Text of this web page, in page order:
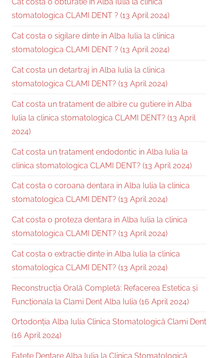
Cat costa o obturatie in Alba Iulia la clinica
stomatologica CLAMI DENT ? (13 April 2024)
Cat costa o sigilare dinte in Alba Iulia la clinica
stomatologica CLAMI DENT ? (13 April 2024)
Cat costa un detartraj in Alba Iulia la clinica
stomatologica CLAMI DENT? (13 April 2024)
Cat costa un tratament de albire cu gutiere in Alba
Iulia la clinica stomatologica CLAMI DENT? (13 April
2024)
Cat costa un tratament endodontic in Alba Iulia la
clinica stomatologica CLAMI DENT? (13 April 2024)
Cat costa o coroana dentara in Alba Iulia la clinica
stomatologica CLAMI DENT? (13 April 2024)
Cat costa o proteza dentara in Alba Iulia la clinica
stomatologica CLAMI DENT? (13 April 2024)
Cat costa o extractie dinte in Alba Iulia la clinica
stomatologica CLAMI DENT? (13 April 2024)
Reconstrucția Orală Completă: Refacerea Estetica și
Funcționala la Clami Dent Alba Iulia (16 April 2024)
Ortodonția Alba Iulia Clinica Stomatologică Clami Dent
(16 April 2024)
Fațete Dentare Alba Iulia la Clinica Stomatologică